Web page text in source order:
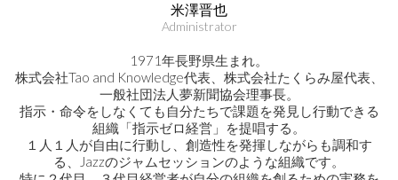
米澤晋也
Administrator
1971年長野県生まれ。
株式会社Tao and Knowledge代表、株式会社たくらみ屋代表、
一般社団法人夢新聞協会理事長。
指示・命令をしなくても自分たちで課題を発見し行動できる
組織「指示ゼロ経営」を提唱する。
１人１人が自由に行動し、創造性を発揮しながらも調和す
る、Jazzのジャムセッションのような組織です。